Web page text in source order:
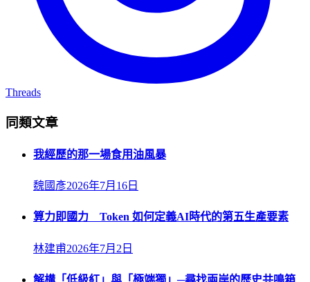
Threads
同類文章
我經歷的那一場食用油風暴
魏國彥2026年7月16日
算力即國力 Token 如何定義AI時代的第五生產要素
林建甫2026年7月2日
解構「低級紅」與「極端獨」─尋找兩岸的歷史共鳴箱